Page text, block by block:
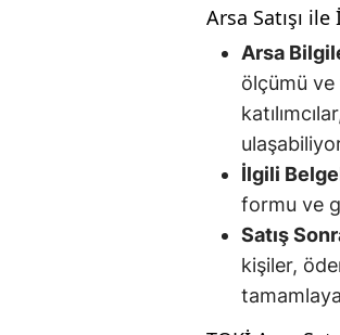
Arsa Satışı
Arsa
ölçümü ve
İlgili
formu ve
Satış
kişiler,